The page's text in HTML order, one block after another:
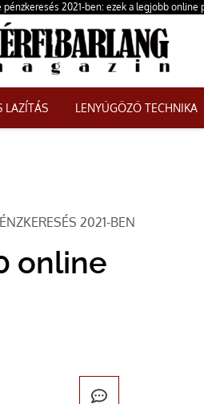
pénzkeresés 2021-ben: ezek a legjobb
LAZÍTÁS LENYŰGÖZŐ TECHNIKA
2021-BEN
online